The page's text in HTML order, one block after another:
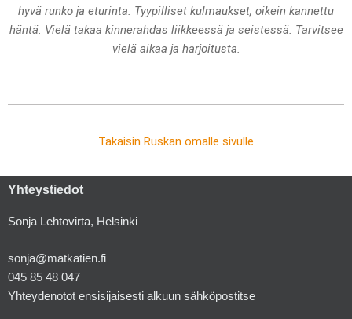
hyvä runko ja eturinta. Tyypilliset kulmaukset, oikein kannettu
häntä. Vielä takaa kinnerahdas liikkeessä ja seistessä. Tarvitsee
vielä aikaa ja harjoitusta.
Takaisin Ruskan omalle sivulle
Yhteystiedot
Sonja Lehtovirta, Helsinki
sonja@matkatien.fi
045 85 48 047
Yhteydenotot ensisijaisesti alkuun sähköpostitse